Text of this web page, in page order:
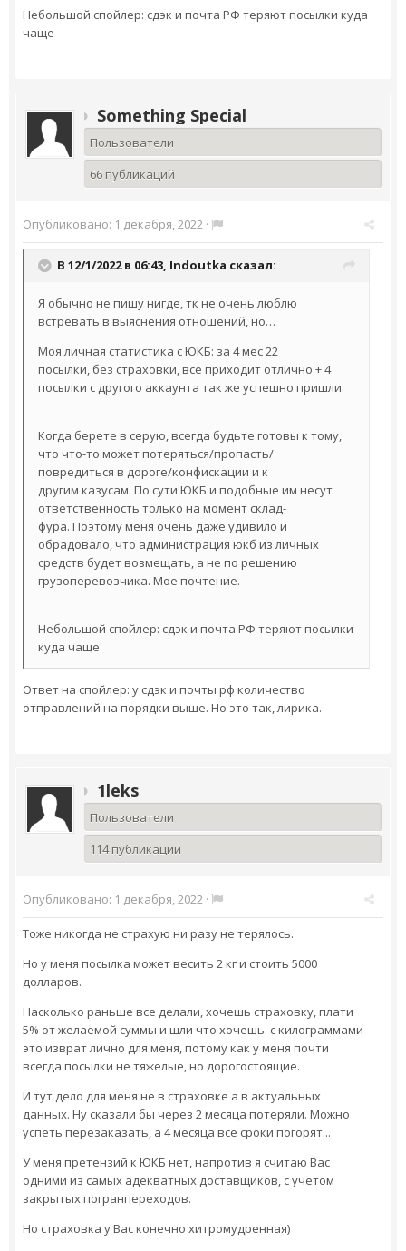
Небольшой спойлер: сдэк и почта РФ теряют посылки куда
чаще
Something Special
Пользователи
66 публикаций
Опубликовано: 1 декабря, 2022 ·
В 12/1/2022 в 06:43, Indoutka сказал:
Я обычно не пишу нигде, тк не очень люблю
встревать в выяснения отношений, но…
Моя личная статистика с ЮКБ: за 4 мес 22
посылки, без страховки, все приходит отлично + 4
посылки с другого аккаунта так же успешно пришли.
Когда берете в серую, всегда будьте готовы к тому,
что что-то может потеряться/пропасть/
повредиться в дороге/конфискации и к
другим казусам. По сути ЮКБ и подобные им несут
ответственность только на момент склад-
фура. Поэтому меня очень даже удивило и
обрадовало, что администрация юкб из личных
средств будет возмещать, а не по решению
грузоперевозчика. Мое почтение.
Небольшой спойлер: сдэк и почта РФ теряют посылки
куда чаще
Ответ на спойлер: у сдэк и почты рф количество
отправлений на порядки выше. Но это так, лирика.
1leks
Пользователи
114 публикации
Опубликовано: 1 декабря, 2022 ·
Тоже никогда не страхую ни разу не терялось.
Но у меня посылка может весить 2 кг и стоить 5000
долларов.
Насколько раньше все делали, хочешь страховку, плати
5% от желаемой суммы и шли что хочешь. с килограммами
это изврат лично для меня, потому как у меня почти
всегда посылки не тяжелые, но дорогостоящие.
И тут дело для меня не в страховке а в актуальных
данных. Ну сказали бы через 2 месяца потеряли. Можно
успеть перезаказать, а 4 месяца все сроки погорят...
У меня претензий к ЮКБ нет, напротив я считаю Вас
одними из самых адекватных доставщиков, с учетом
закрытых погранпереходов.
Но страховка у Вас конечно хитромудренная)